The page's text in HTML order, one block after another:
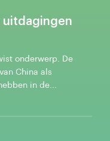
uitdagingen
onderwerp. De
China als
in de...